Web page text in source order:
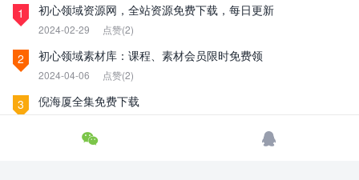
 
1 初心领域资源网，全站资源免费下载，每日更新
2024-02-29 点赞(2)
2 初心领域素材库：课程、素材会员限时免费领
2024-04-06 点赞(2)
3 倪海厦全集免费下载
初心领域资源解压密码